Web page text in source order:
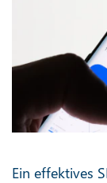
Ein effektives